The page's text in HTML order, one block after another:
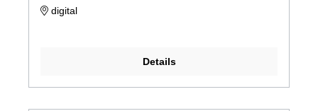
digital
Details